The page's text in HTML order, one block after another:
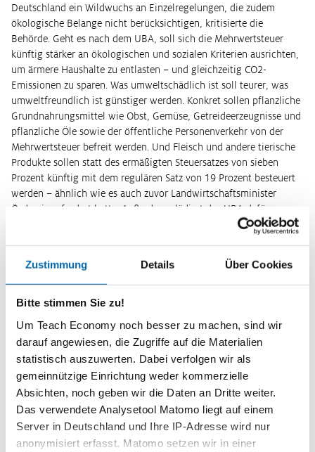
Zustimmung Details Über Cookies
Bitte stimmen Sie zu!
Um Teach Economy noch besser zu machen, sind wir
darauf angewiesen, die Zugriffe auf die Materialien
statistisch auszuwerten. Dabei verfolgen wir als
gemeinnützige Einrichtung weder kommerzielle
Absichten, noch geben wir die Daten an Dritte weiter.
Das verwendete Analysetool Matomo liegt auf einem
Server in Deutschland und Ihre IP-Adresse wird nur
anonymisiert erfasst. Matomo setzen wir in einer
Deutschland ein Wildwuchs an Einzelregelungen, die zudem
ökologische Belange nicht berücksichtigen, kritisierte die
Behörde. Geht es nach dem UBA, soll sich die Mehrwertsteuer
künftig stärker an ökologischen und sozialen Kriterien ausrichten,
um ärmere Haushalte zu entlasten – und gleichzeitig CO2-
Emissionen zu sparen. Was umweltschädlich ist soll teurer, was
umweltfreundlich ist günstiger werden. Konkret sollen pflanzliche
Grundnahrungsmittel wie Obst, Gemüse, Getreideerzeugnisse und
pflanzliche Öle sowie der öffentliche Personenverkehr von der
Mehrwertsteuer befreit werden. Und Fleisch und andere tierische
Produkte sollen statt des ermäßigten Steuersatzes von sieben
Prozent künftig mit dem regulären Satz von 19 Prozent besteuert
werden – ähnlich wie es auch zuvor Landwirtschaftsminister
Özdemir gefordert hatte. Außerdem plädiert das UBA dafür,
Solaranlagen von der Mehrwertsteuer zu befreien und
begünstigen. Hintergrund des Vorschlages sind auch aktuelle
Änderungen im Europarecht, die die Vorschläge rechtlich
absichern.
Bevormundend, kompliziert, unumkehrbar finden die einen
Kritik kam prompt. „Wir halten nichts davon, den Kund:innen über
die Höhe der Mehrwertsteuer eine bestimmte Art der Ernährung
Handelsverbands Deutschland (HDE), Stefan Genth, dem
Handelsblatt. Das Mehrwertsteuerrecht sei schon kompliziert. Der
UBA-Vorschlag würde es noch weiter verkomplizieren – und das
koste die Unternehmen am Ende nur Nerven und Geld. Auch der